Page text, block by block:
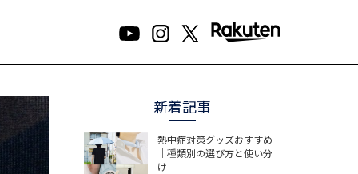
新着記事
熱中症対策グッズおすすめ
｜種類別の選び方と使い分
け